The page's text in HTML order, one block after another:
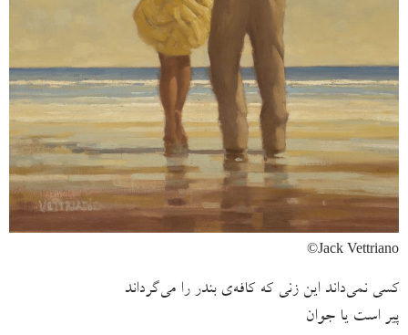
Jack Vettriano©
کسی نمی‌داند این زنی که کافه‌ی بندر را می‌گرداند
پیر است یا جوان